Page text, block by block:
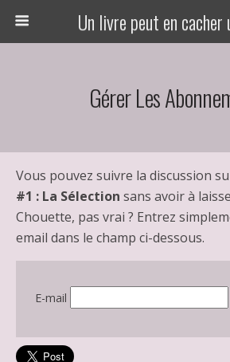
Un livre peut en cacher
Gérer Les
Vous pouvez suivre la discussion
#1 : La Sélection sans avoir à
Chouette, pas vrai ? Entrez
email dans le champ ci-dessous.
E-mail